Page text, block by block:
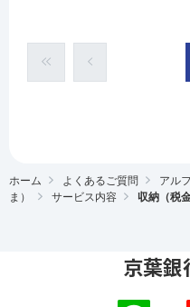
ホーム よくあるご質問
アル
ま）
サービス内容 収納（税
京葉銀